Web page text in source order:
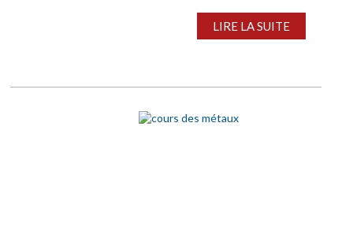
LIRE LA SUITE